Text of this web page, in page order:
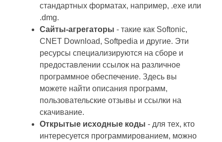
стандартных форматах, например, .exe или
.dmg.
Сайты-агрегаторы - такие как Softonic,
CNET Download, Softpedia и другие. Эти
ресурсы специализируются на сборе и
предоставлении ссылок на различное
программное обеспечение. Здесь вы
можете найти описания программ,
пользовательские отзывы и ссылки на
скачивание.
Открытые исходные коды - для тех, кто
интересуется программированием, можно